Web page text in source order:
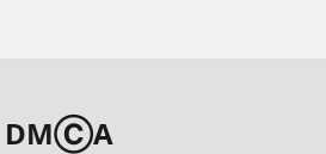
DMⒸA